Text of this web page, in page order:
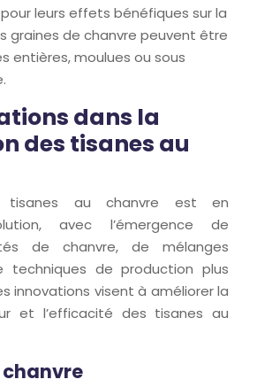
leurs effets bénéfiques sur la
graines de chanvre peuvent être
entières, moulues ou sous
dans la
des tisanes au
tisanes au chanvre est en
avec l’émergence de
de chanvre, de mélanges
techniques de production plus
innovations visent à améliorer la
et l’efficacité des tisanes au